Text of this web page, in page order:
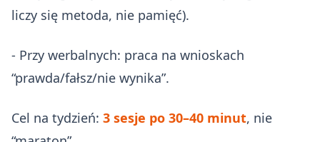
liczy się metoda, nie pamięć).
- Przy werbalnych: praca na wnioskach
“prawda/fałsz/nie wynika”.
Cel na tydzień: 3 sesje po 30–40 minut, nie